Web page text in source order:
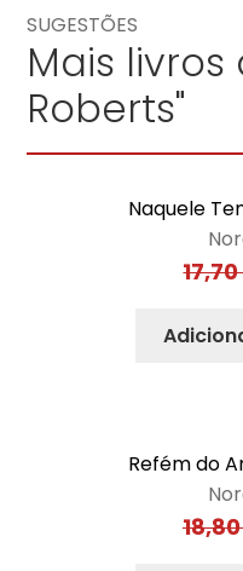
SUGESTÕES
Mais
Roberts"
Naquele
17,70
Refém do